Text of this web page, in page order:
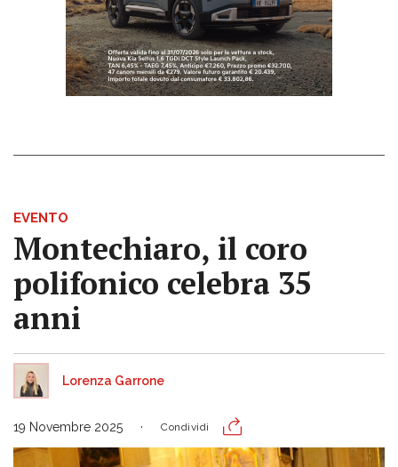
EVENTO
Montechiaro, il coro
polifonico celebra 35
anni
Lorenza Garrone
19 Novembre 2025 Condividi